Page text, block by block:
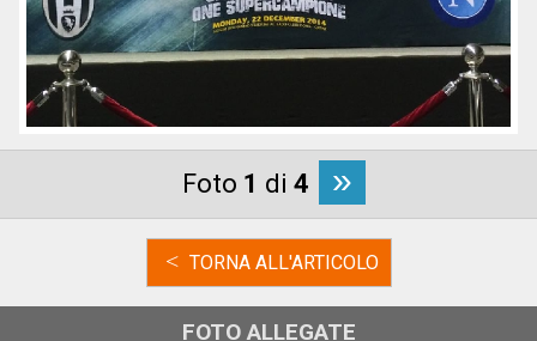
Foto 1 di 4 »
< TORNA ALL'ARTICOLO
FOTO ALLEGATE